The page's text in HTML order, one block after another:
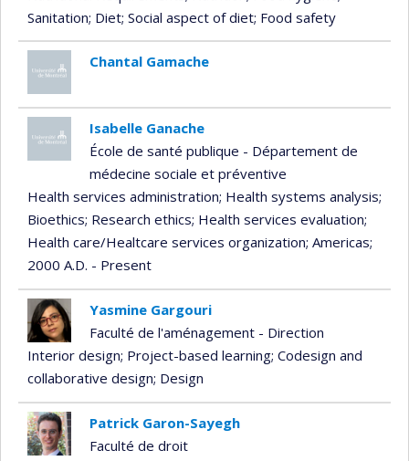
Sanitation; Diet; Social aspect of diet; Food safety
Chantal Gamache
Isabelle Ganache
École de santé publique - Département de
médecine sociale et préventive
Health services administration; Health systems analysis;
Bioethics; Research ethics; Health services evaluation;
Health care/Healtcare services organization; Americas;
2000 A.D. - Present
Yasmine Gargouri
Faculté de l'aménagement - Direction
Interior design; Project-based learning; Codesign and
collaborative design; Design
Patrick Garon-Sayegh
Faculté de droit